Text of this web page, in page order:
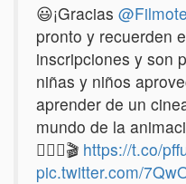
😃¡Gracias
pronto y recuerden
inscripciones y son
niñas y niños
aprender de un
mundo de la
🙋🏽‍♂️🎬 https://t.co/
pic.twitter.com/